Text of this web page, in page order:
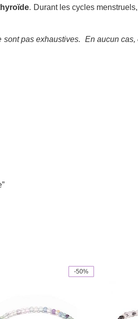
. Durant les cycles
sont pas exhaustives. En aucun
-50%